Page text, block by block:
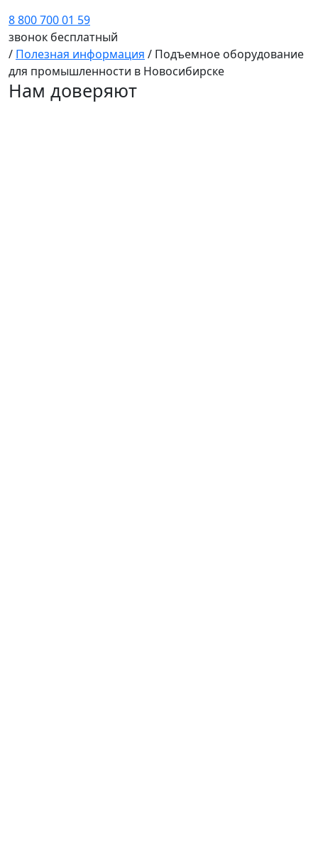
8 800 700 01 59
звонок бесплатный
/ Полезная информация / Подъемное оборудование
для промышленности в Новосибирске
Нам доверяют